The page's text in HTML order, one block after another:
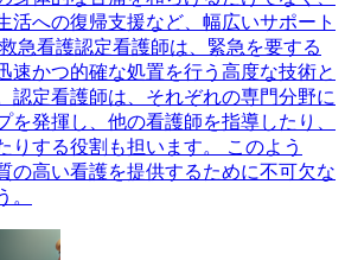
活への復帰支援など、幅広いサポート
急看護認定看護師は、緊急を要する
速かつ的確な処置を行う高度な技術と
認定看護師は、それぞれの専門分野に
を発揮し、他の看護師を指導したり、
りする役割も担います。 このよう
の高い看護を提供するために不可欠な
。